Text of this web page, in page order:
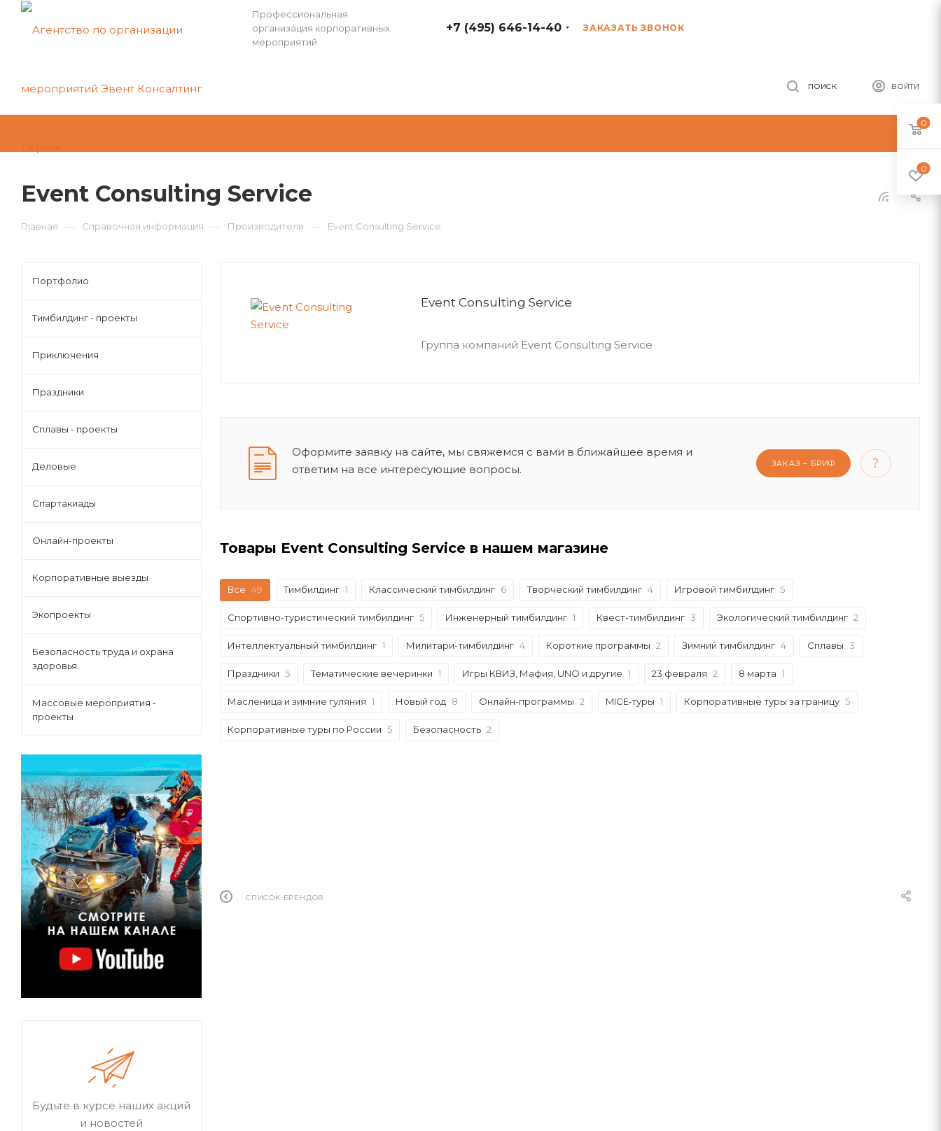
Профессиональная
организация корпоративных
мероприятий
+7 (495) 646-14-40 ЗАКАЗАТЬ ЗВОНОК
ВОЙТИ
ПОИСК
Event Consulting Service
Главная — Справочная информация — Производители — Event Consulting Service
Event Consulting Service
Группа компаний Event Consulting Service
Оформите заявку на сайте, мы свяжемся с вами в ближайшее время и
ответим на все интересующие вопросы.
ЗАКАЗ – БРИФ
Товары Event Consulting Service в нашем магазине
Все 49 Тимбилдинг 1 Классический тимбилдинг 6 Творческий тимбилдинг 4 Игровой тимбилдинг 5
Спортивно-туристический тимбилдинг 5 Инженерный тимбилдинг 1 Квест-тимбилдинг 3 Экологический тимбилдинг 2
Интеллектуальный тимбилдинг 1 Милитари-тимбилдинг 4 Короткие программы 2 Зимний тимбилдинг 4 Сплавы 3
Праздники 5 Тематические вечеринки 1 Игры КВИЗ, Мафия, UNO и другие 1 23 февраля 2 8 марта 1
Масленица и зимние гуляния 1 Новый год 8 Онлайн-программы 2 MICE‑туры 1 Корпоративные туры за границу 5
Корпоративные туры по России 5 Безопасность 2
СПИСОК БРЕНДОВ
Портфолио
Тимбилдинг - проекты
Приключения
Праздники
Сплавы - проекты
Деловые
Спартакиады
Онлайн-проекты
Корпоративные выезды
Экопроекты
Безопасность труда и охрана
здоровья
Массовые мероприятия -
проекты
Будьте в курсе наших акций
и новостей
0
0